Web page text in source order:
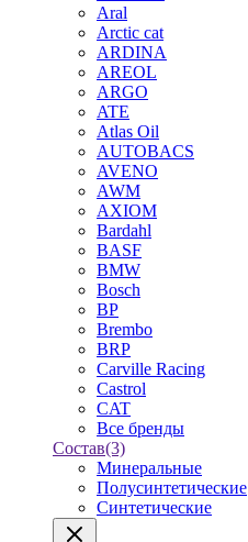
Aral
Arctic cat
ARDINA
AREOL
ARGO
ATE
Atlas Oil
AUTOBACS
AVENO
AWM
AXIOM
Bardahl
BASF
BMW
Bosch
BP
Brembo
BRP
Carville Racing
Castrol
CAT
Все бренды
Состав(3)
Минеральные
Полусинтетические
Синтетические